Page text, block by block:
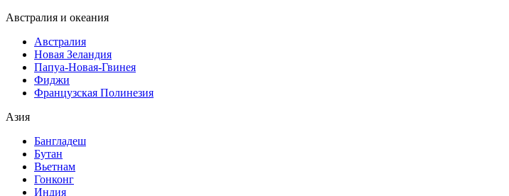
Австралия и океания
Австралия
Новая Зеландия
Папуа-Новая-Гвинея
Фиджи
Французская Полинезия
Азия
Бангладеш
Бутан
Вьетнам
Гонконг
Индия